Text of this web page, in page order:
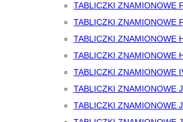
TABLICZKI ZNAMIONOWE
TABLICZKI ZNAMIONOWE
TABLICZKI ZNAMIONOWE
TABLICZKI ZNAMIONOWE
TABLICZKI ZNAMIONOWE
TABLICZKI ZNAMIONOWE
TABLICZKI ZNAMIONOWE